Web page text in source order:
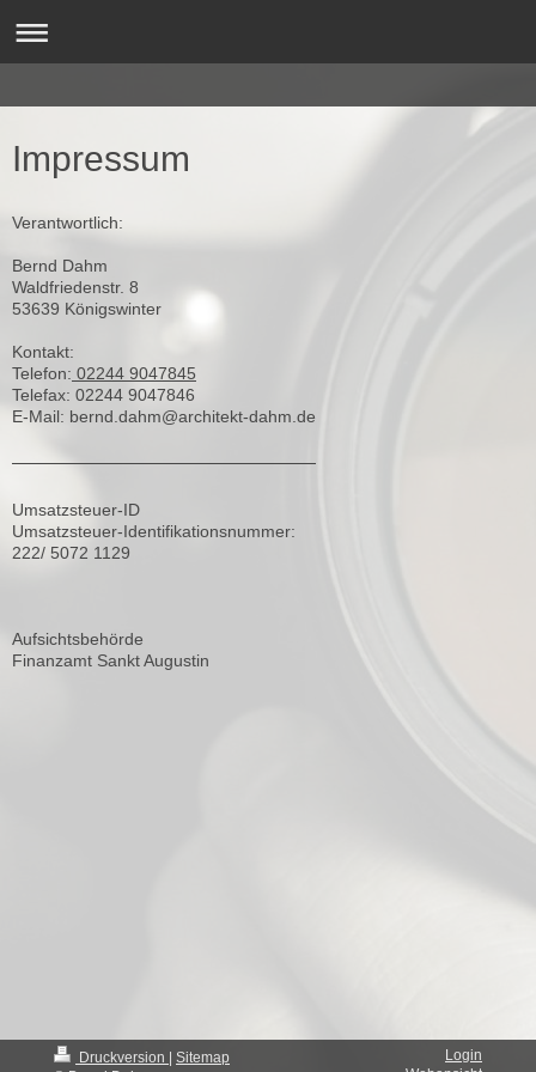
Impressum
Verantwortlich:
Bernd Dahm
Waldfriedenstr. 8
53639 Königswinter
Kontakt:
Telefon: 02244 9047845
Telefax: 02244 9047846
E-Mail: bernd.dahm@architekt-dahm.de
Umsatzsteuer-ID
Umsatzsteuer-Identifikationsnummer:
222/ 5072 1129
Aufsichtsbehörde
Finanzamt Sankt Augustin
Druckversion
Sitemap
Login